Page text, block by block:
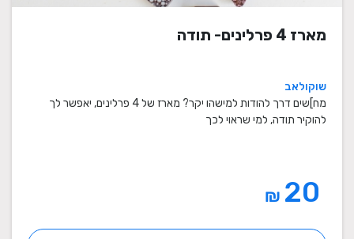
מארז 4 פרלינים- תודה
שוקולאב
מח]שים דרך להודות למישהו יקר? מארז של 4 פרלינים, יאפשר לך
להוקיר תודה, למי שראוי לכך
₪